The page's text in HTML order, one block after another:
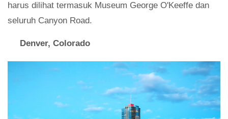
harus dilihat termasuk Museum George O'Keeffe dan
seluruh Canyon Road.
Denver, Colorado